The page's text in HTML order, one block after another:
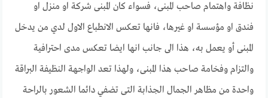
نظافة واهتمام صاحب المبنى، فسواء كان المبنى شركة او منزل او
فندق او مؤسسة او غيرها، فانها تعكس الانطباع الاول لدي من يدخل
المبنى أو يعمل به، هذا الى جانب انها ايضا تعكس مدى احترافية
والتزام وفخامة صاحب هذا المبنى، ولهذا تعد الواجهة النظيفة البراقة
واحدة من مظاهر الجمال الجذابة التى تضفي دائما الشعور بالراحة